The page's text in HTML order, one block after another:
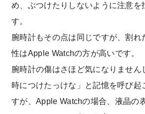
め、ぶつけたりしないように注意を
す。
腕時計もその点は同じですが、割れ
性はApple Watchの方が高いです。
腕時計の傷はさほど気になりません
時につけたっけな」と記憶を呼び起
すが、Apple Watchの場合、液晶の